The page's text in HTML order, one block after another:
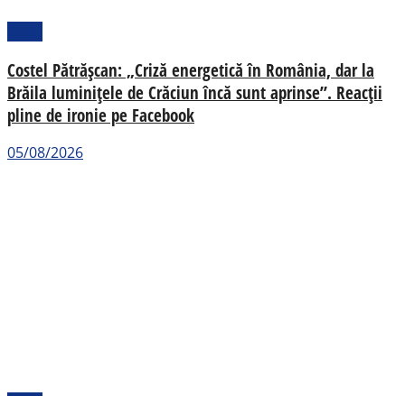
Costel Pătrășcan: „Criză energetică în România, dar la
Brăila luminițele de Crăciun încă sunt aprinse”. Reacții
pline de ironie pe Facebook
05/08/2026